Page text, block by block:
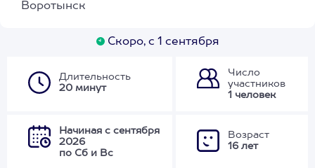
Воротынск
Скоро, с 1 сентября
Длительность
20 минут
Число
участников
1 человек
Начиная с сентября
2026
по Сб и Вс
Возраст
16 лет